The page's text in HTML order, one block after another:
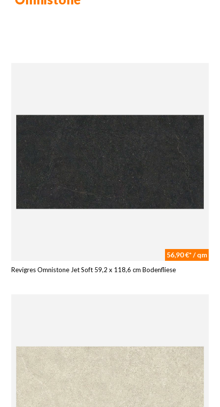
56,90 €* / qm
Revigres Omnistone Jet Soft 59,2 x 118,6 cm Bodenfliese